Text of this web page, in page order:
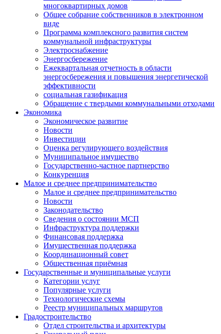
многоквартирных домов
Общее собрание собственников в электронном
виде
Программа комплексного развития систем
коммунальной инфраструктуры
Электроснабжение
Энергосбережение
Ежеквартальная отчетность в области
энергосбережения и повышения энергетической
эффективности
социальная газификация
Обращение с твердыми коммунальными отходами
Экономика
Экономическое развитие
Новости
Инвестиции
Оценка регулирующего воздействия
Муниципальное имущество
Государственно-частное партнерство
Конкуренция
Малое и среднее предпринимательство
Малое и среднее предпринимательство
Новости
Законодательство
Сведения о состоянии МСП
Инфраструктура поддержки
Финансовая поддержка
Имущественная поддержка
Координационный совет
Общественная приёмная
Государственные и муниципальные услуги
Категории услуг
Популярные услуги
Технологические схемы
Реестр муниципальных маршрутов
Градостроительство
Отдел строительства и архитектуры